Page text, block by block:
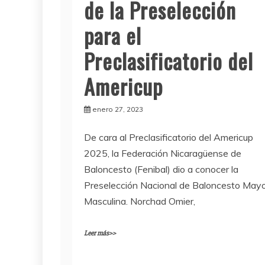
de la Preselección
para el
Preclasificatorio del
Americup
enero 27, 2023
De cara al Preclasificatorio del Americup
2025, la Federación Nicaragüense de
Baloncesto (Fenibal) dio a conocer la
Preselección Nacional de Baloncesto
Masculina. Norchad Omier,
Leer más>>